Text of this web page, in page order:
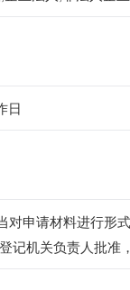
日
申请材料进行形
机关负责人批准